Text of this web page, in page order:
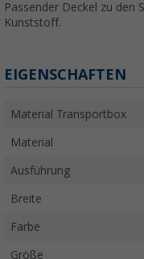
Passender Deckel zu den
Kunststoff.
EIGENSCHAFTEN
Material Transportbox
Material
Ausführung
Breite
Farbe
Größe